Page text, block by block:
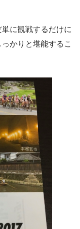
に観戦するだけに
かりと堪能するこ